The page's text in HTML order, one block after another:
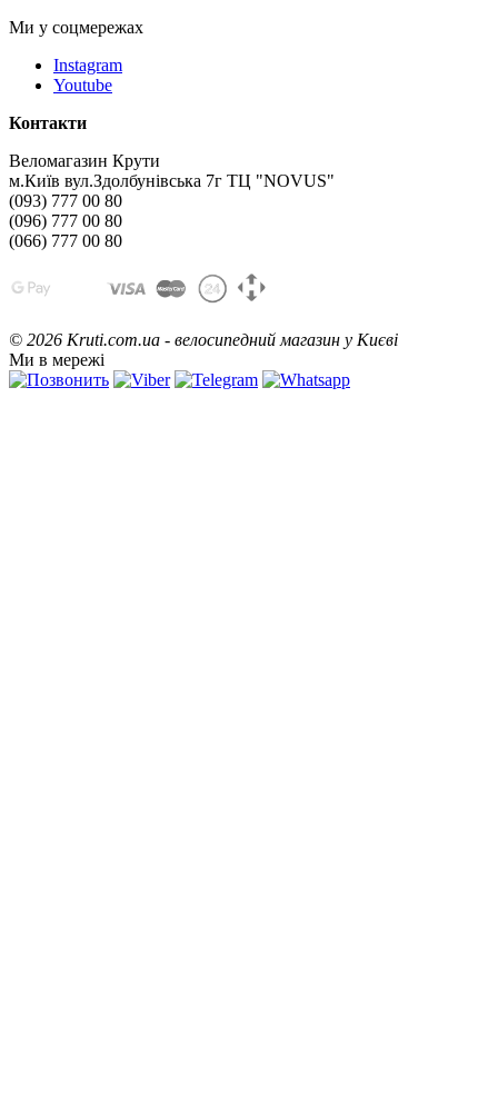
Ми у соцмережах
Instagram
Youtube
Контакти
Веломагазин Крути
м.Київ вул.Здолбунівська 7г ТЦ "NOVUS"
(093) 777 00 80
(096) 777 00 80
(066) 777 00 80
© 2026 Kruti.com.ua - велосипедний магазин у Києві
Ми в мережі